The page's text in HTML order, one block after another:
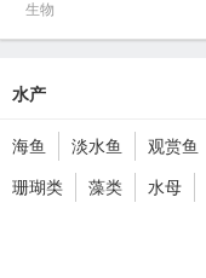
生物
水产
海鱼 淡水鱼 观赏鱼
珊瑚类 藻类 水母